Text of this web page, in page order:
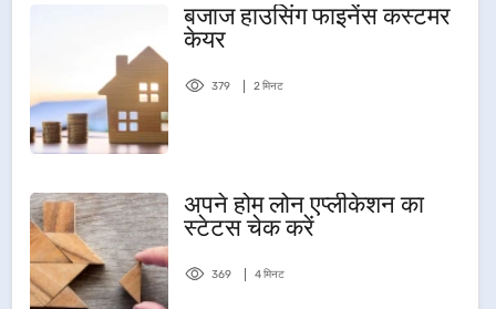
बजाज हाउसिंग फाइनेंस कस्टमर
केयर
379 2 मिनट
अपने होम लोन एप्लीकेशन का
स्टेटस चेक करें
369 4 मिनट